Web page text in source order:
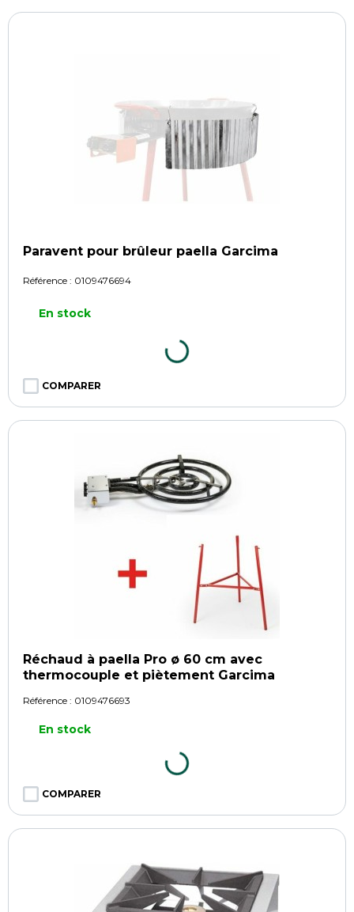
Paravent pour brûleur paella Garcima
Référence : 0109476694
En stock
COMPARER
Réchaud à paella Pro ø 60 cm avec
thermocouple et piètement Garcima
Référence : 0109476693
En stock
COMPARER